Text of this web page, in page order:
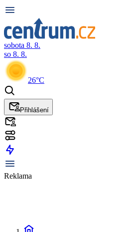
sobota 8. 8.
so 8. 8.
26°C
Přihlášení
Reklama